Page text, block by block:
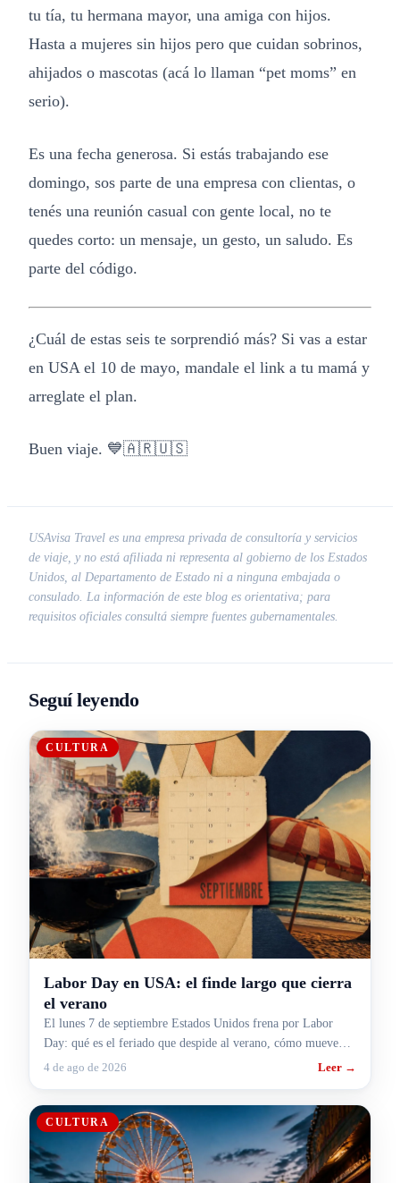
tu tía, tu hermana mayor, una amiga con hijos.
Hasta a mujeres sin hijos pero que cuidan sobrinos,
ahijados o mascotas (acá lo llaman “pet moms” en
serio).
Es una fecha generosa. Si estás trabajando ese
domingo, sos parte de una empresa con clientas, o
tenés una reunión casual con gente local, no te
quedes corto: un mensaje, un gesto, un saludo. Es
parte del código.
¿Cuál de estas seis te sorprendió más? Si vas a estar
en USA el 10 de mayo, mandale el link a tu mamá y
arreglate el plan.
Buen viaje. 💙🇦🇷🇺🇸
USAvisa Travel es una empresa privada de consultoría y servicios
de viaje, y no está afiliada ni representa al gobierno de los Estados
Unidos, al Departamento de Estado ni a ninguna embajada o
consulado. La información de este blog es orientativa; para
requisitos oficiales consultá siempre fuentes gubernamentales.
Seguí leyendo
CULTURA
Labor Day en USA: el finde largo que cierra
el verano
El lunes 7 de septiembre Estados Unidos frena por Labor
Day: qué es el feriado que despide al verano, cómo mueve
rutas y aeropuertos y cómo te pega si viajás.
4 de ago de 2026 Leer →
CULTURA